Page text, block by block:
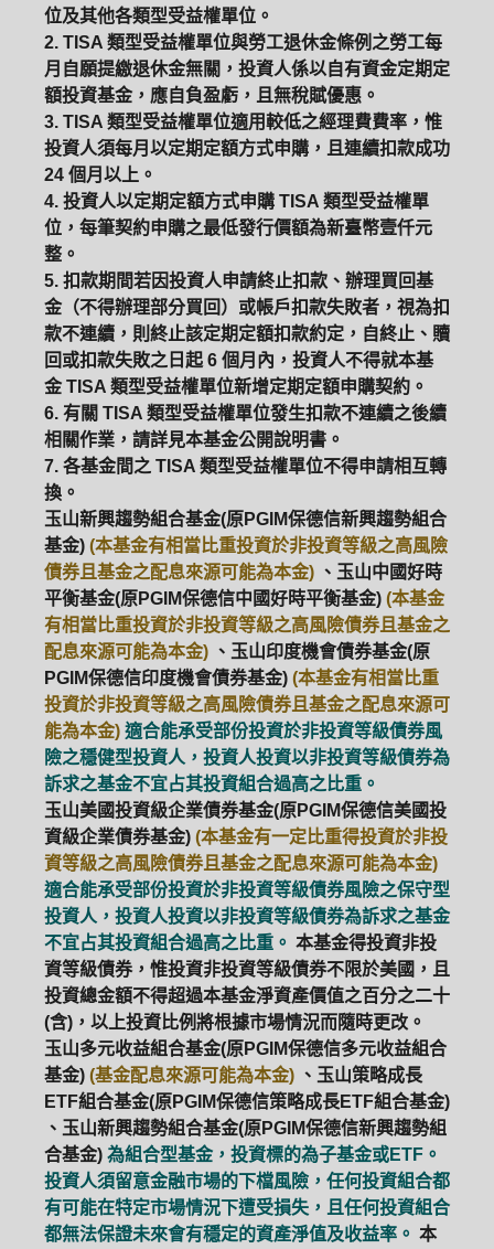
位及其他各類型受益權單位。
2. TISA 類型受益權單位與勞工退休金條例之勞工每
月自願提繳退休金無關，投資人係以自有資金定期定
額投資基金，應自負盈虧，且無稅賦優惠。
3. TISA 類型受益權單位適用較低之經理費費率，惟
投資人須每月以定期定額方式申購，且連續扣款成功
24 個月以上。
4. 投資人以定期定額方式申購 TISA 類型受益權單
位，每筆契約申購之最低發行價額為新臺幣壹仟元
整。
5. 扣款期間若因投資人申請終止扣款、辦理買回基
金（不得辦理部分買回）或帳戶扣款失敗者，視為扣
款不連續，則終止該定期定額扣款約定，自終止、贖
回或扣款失敗之日起 6 個月內，投資人不得就本基
金 TISA 類型受益權單位新增定期定額申購契約。
6. 有關 TISA 類型受益權單位發生扣款不連續之後續
相關作業，請詳見本基金公開說明書。
7. 各基金間之 TISA 類型受益權單位不得申請相互轉
換。
玉山新興趨勢組合基金(原PGIM保德信新興趨勢組合
基金) (本基金有相當比重投資於非投資等級之高風險
債券且基金之配息來源可能為本金) 、玉山中國好時
平衡基金(原PGIM保德信中國好時平衡基金) (本基金
有相當比重投資於非投資等級之高風險債券且基金之
配息來源可能為本金) 、玉山印度機會債券基金(原
PGIM保德信印度機會債券基金) (本基金有相當比重
投資於非投資等級之高風險債券且基金之配息來源可
能為本金) 適合能承受部份投資於非投資等級債券風
險之穩健型投資人，投資人投資以非投資等級債券為
訴求之基金不宜占其投資組合過高之比重。
玉山美國投資級企業債券基金(原PGIM保德信美國投
資級企業債券基金) (本基金有一定比重得投資於非投
資等級之高風險債券且基金之配息來源可能為本金)
適合能承受部份投資於非投資等級債券風險之保守型
投資人，投資人投資以非投資等級債券為訴求之基金
不宜占其投資組合過高之比重。 本基金得投資非投
資等級債券，惟投資非投資等級債券不限於美國，且
投資總金額不得超過本基金淨資產價值之百分之二十
(含)，以上投資比例將根據市場情況而隨時更改。
玉山多元收益組合基金(原PGIM保德信多元收益組合
基金) (基金配息來源可能為本金) 、玉山策略成長
ETF組合基金(原PGIM保德信策略成長ETF組合基金)
、玉山新興趨勢組合基金(原PGIM保德信新興趨勢組
合基金) 為組合型基金，投資標的為子基金或ETF。
投資人須留意金融市場的下檔風險，任何投資組合都
有可能在特定市場情況下遭受損失，且任何投資組合
都無法保證未來會有穩定的資產淨值及收益率。 本